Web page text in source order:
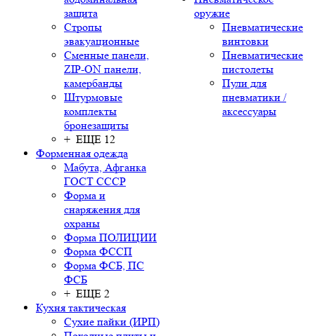
защита
Стропы
эвакуационные
Сменные панели,
ZIP-ON панели,
камербанды
Штурмовые
комплекты
бронезащиты
+ ЕЩЕ 12
Форменная одежда
Мабута, Афганка
ГОСТ СССР
Форма и
снаряжения для
охраны
Форма ПОЛИЦИИ
Форма ФССП
Форма ФСБ, ПС
ФСБ
+ ЕЩЕ 2
Кухня тактическая
Сухие пайки (ИРП)
оружие
Пневматические
винтовки
Пневматические
пистолеты
Пули для
пневматики /
аксессуары